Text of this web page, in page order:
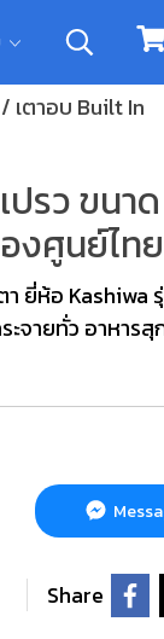
เตาอบ Built In
รว ขนา
งศูนย์ไท
ยี่ห้อ Kashiwa
จายทั่ว อาหาร
Share